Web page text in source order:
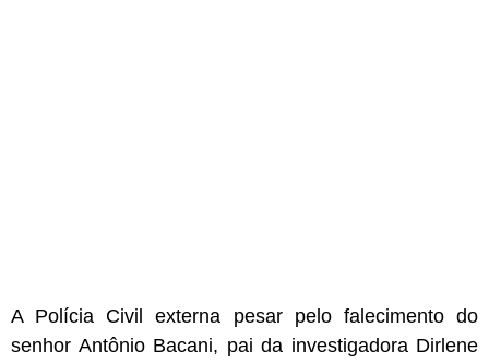
A Polícia Civil externa pesar pelo falecimento do
senhor Antônio Bacani, pai da investigadora Dirlene